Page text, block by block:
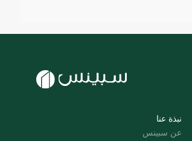
نبذة عنا
عن سبينس